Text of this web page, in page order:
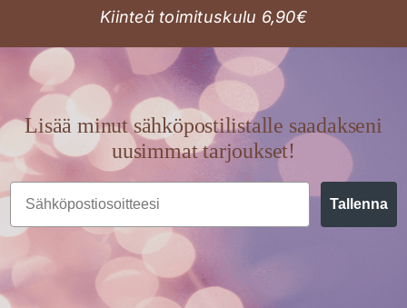
Kiinteä toimituskulu 6,90€
Lisää minut sähköpostilistalle saadakseni
uusimmat tarjoukset!
Email
Tallenna